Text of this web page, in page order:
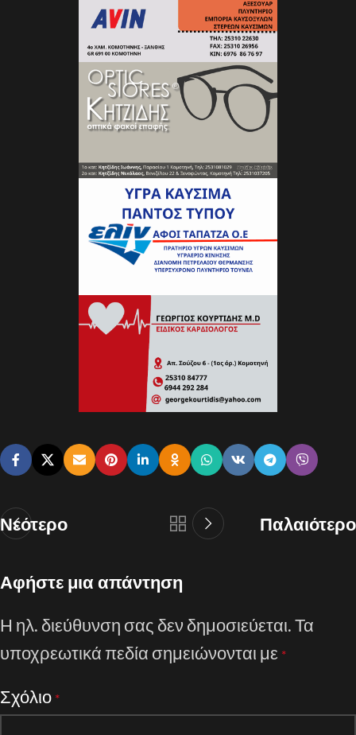
Νεότερο Παλαιότερο
Αφήστε μια απάντηση
Η ηλ. διεύθυνση σας δεν δημοσιεύεται.Τα
υποχρεωτικά πεδία σημειώνονται με *
Σχόλιο *